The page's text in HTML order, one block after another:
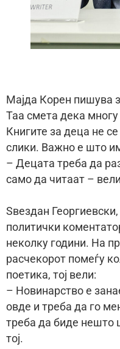
Мајда Корен пишува
Таа смета дека
Книгите за деца не
слики. Важно е што
– Децата треба да
само да читаат –
Ѕвездан
политички
неколку години. На
расчекорот помеѓу
поетика, тој вели:
– Новинарство е
овде и треба да го
треба да биде нешто
тој.